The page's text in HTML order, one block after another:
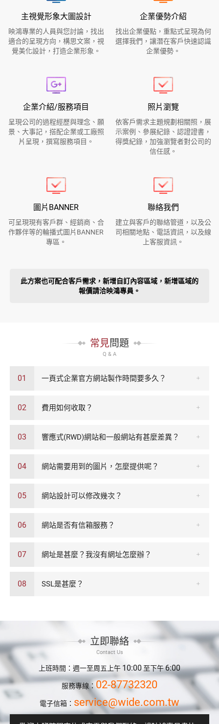
主視覺形象大圖設計
映鴻專業的人員與您討論，找出
適合的呈現方向，構思文案，視
覺美化設計，打造企業形象。
企業優勢介紹
找出企業優點，重點式呈現為何
選擇我們，讓潛在客戶快速認識
企業優勢。
企業介紹/服務項目
呈現公司的過程經歷與理念、願
景、大事記，搭配企業或工廠照
片呈現，撰寫服務項目。
照片瀏覽
依客戶需求主題規劃相關照，展
示案例、參展紀錄、認證證書，
得獎紀錄，加強瀏覽者對公司的
信任感。
圖片BANNER
可呈現現有客戶群、經銷商、合
作夥伴等的輪播式圖片BANNER
專區。
聯絡我們
建立與客戶的聯絡管道，以及公
司相關地點、電話資訊，以及線
上客服資訊。
此方案也可配合客戶需求，新增自訂內容區域，新增區域的
報價請洽映鴻專員。
常見問題
Q & A
01 一頁式企業官方網站製作時間要多久？
02 費用如何收取？
03 響應式(RWD)網站和一般網站有甚麼差異？
04 網站需要用到的圖片，怎麼提供呢？
05 網站設計可以修改幾次？
06 網站是否有信箱服務？
07 網址是甚麼？我沒有網址怎麼辦？
08 SSL是甚麼？
立即聯絡
Contact Us
上班時間：週一至周五上午 10:00 至下午6:00
服務專線： 02-87732320
電子信箱： service@wide.com.tw